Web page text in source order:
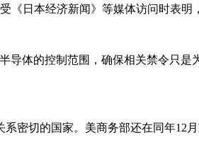
《日本经济新闻》等媒体访问时表明
体的控制范围，确保相关禁令只是
密切的国家。美商务部还在同年12